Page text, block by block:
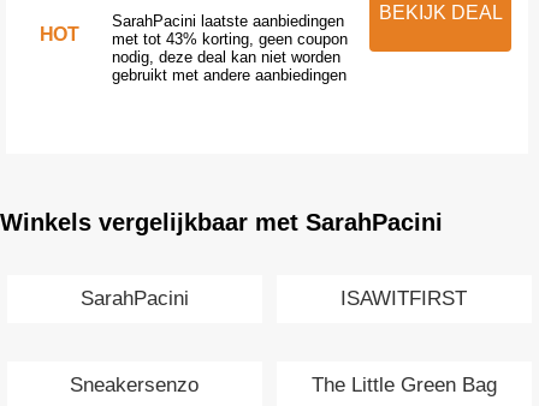
HOT
SarahPacini laatste aanbiedingen
met tot 43% korting, geen coupon
nodig, deze deal kan niet worden
gebruikt met andere aanbiedingen
BEKIJK DEAL
Winkels vergelijkbaar met SarahPacini
SarahPacini ISAWITFIRST
Sneakersenzo The Little Green Bag